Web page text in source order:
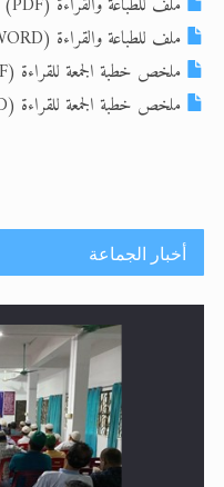
الحجّ..
اقرأ
ملف للطباعة والقراءة (WORD)
ملخص خطبة الجمعة للقراءة (PDF)
ملخص خطبة الجمعة للقراءة (WORD)
أخبار الجماعة